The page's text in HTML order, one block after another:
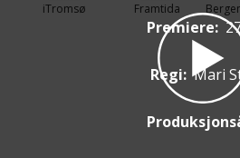
iTromsø Framtida
Premiere:
Regi: Mari